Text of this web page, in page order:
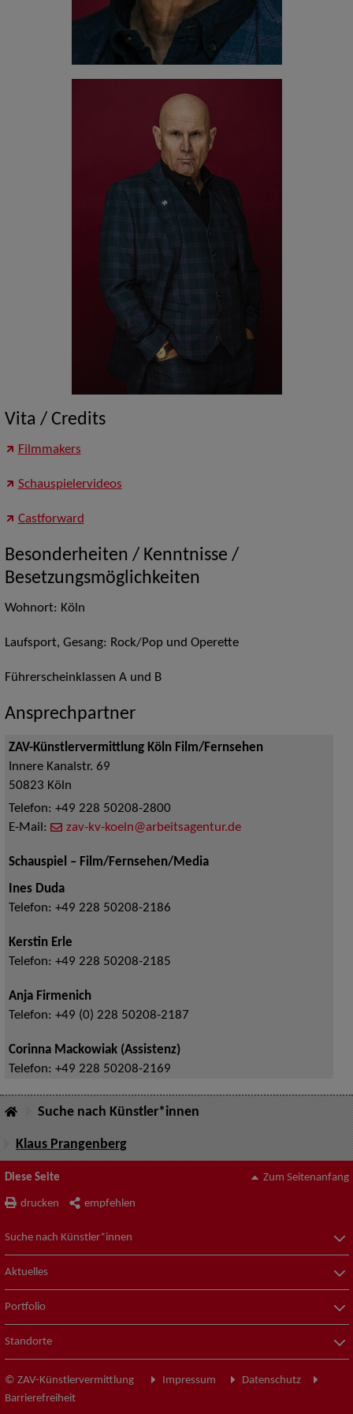
Vita / Credits
Filmmakers
Schauspielervideos
Castforward
Besonderheiten / Kenntnisse /
Besetzungsmöglichkeiten
Wohnort: Köln
Laufsport, Gesang: Rock/Pop und Operette
Führerscheinklassen A und B
Ansprechpartner
ZAV-Künstlervermittlung Köln Film/Fernsehen
Innere Kanalstr. 69
50823 Köln
Telefon: +49 228 50208-2800
E-Mail:
zav-kv-koeln@arbeitsagentur.de
Schauspiel – Film/Fernsehen/Media
Ines Duda
Telefon: +49 228 50208-2186
Kerstin Erle
Telefon: +49 228 50208-2185
Anja Firmenich
Telefon: +49 (0) 228 50208-2187
Corinna Mackowiak (Assistenz)
Telefon: +49 228 50208-2169
Suche nach Künstler*innen
Klaus Prangenberg
Diese Seite
drucken empfehlen
Zum Seitenanfang
Suche nach Künstler*innen
Aktuelles
Portfolio
Standorte
© ZAV-Künstlervermittlung Impressum
Datenschutz
Barrierefreiheit